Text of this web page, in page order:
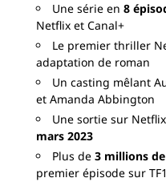
Une série en 8
Netflix et Canal+
Le premier thriller
adaptation de roman
Un casting mêlant
et Amanda Abbington
Une sortie sur
mars 2023
Plus de 3 millions
premier épisode sur TF1